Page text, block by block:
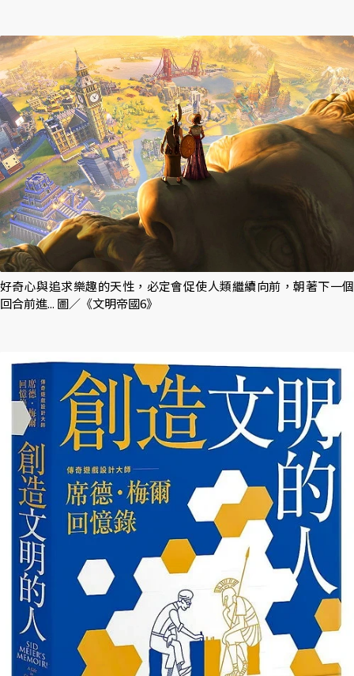
好奇心與追求樂趣的天性，必定會促使人類繼續向前，朝著下一個
回合前進... 圖／《文明帝國6》